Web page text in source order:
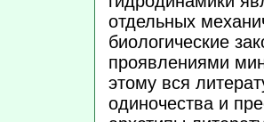
отдельных
биологические
проявлениями
этому вся
одиночества и